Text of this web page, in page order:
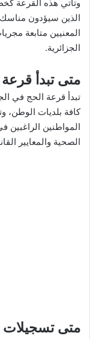
وتأتي هذه القرعة
الذين سيؤدون مناسك
المعنيين متابعة
الجزائرية.
متى تبدأ قرعة
كافة بلديات
المواطنين الراغبين
الصحية والمعايير
متى تسجيلات للحج 2024